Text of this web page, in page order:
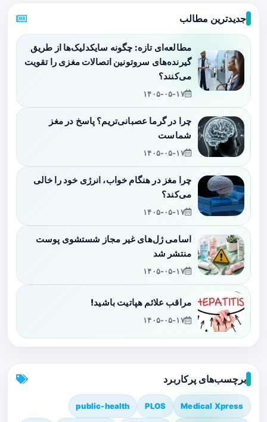
جدیدترین مطالب
مطالعه‌ای تازه: چگونه سایکدلیک‌ها از طریق
گیرنده‌های سروتونین اتصالات مغزی را تقویت
می‌کنند؟
۱۴۰۵-۰۵-۱۷
چرا در گرما عصبانی‌تریم؟ پاسخ در مغز
شماست
۱۴۰۵-۰۵-۱۷
چرا مغز در هنگام خواب، انرژی خود را خالی
می‌کند؟
۱۴۰۵-۰۵-۱۷
اسامی ژل‌های غیر مجاز شستشوی پوست
منتشر شد
۱۴۰۵-۰۵-۱۷
مراقب علائم هپاتیت باشید!
۱۴۰۵-۰۵-۱۷
برچسب‌های پرکاربرد
Medical Xpress
PLOS
public-health